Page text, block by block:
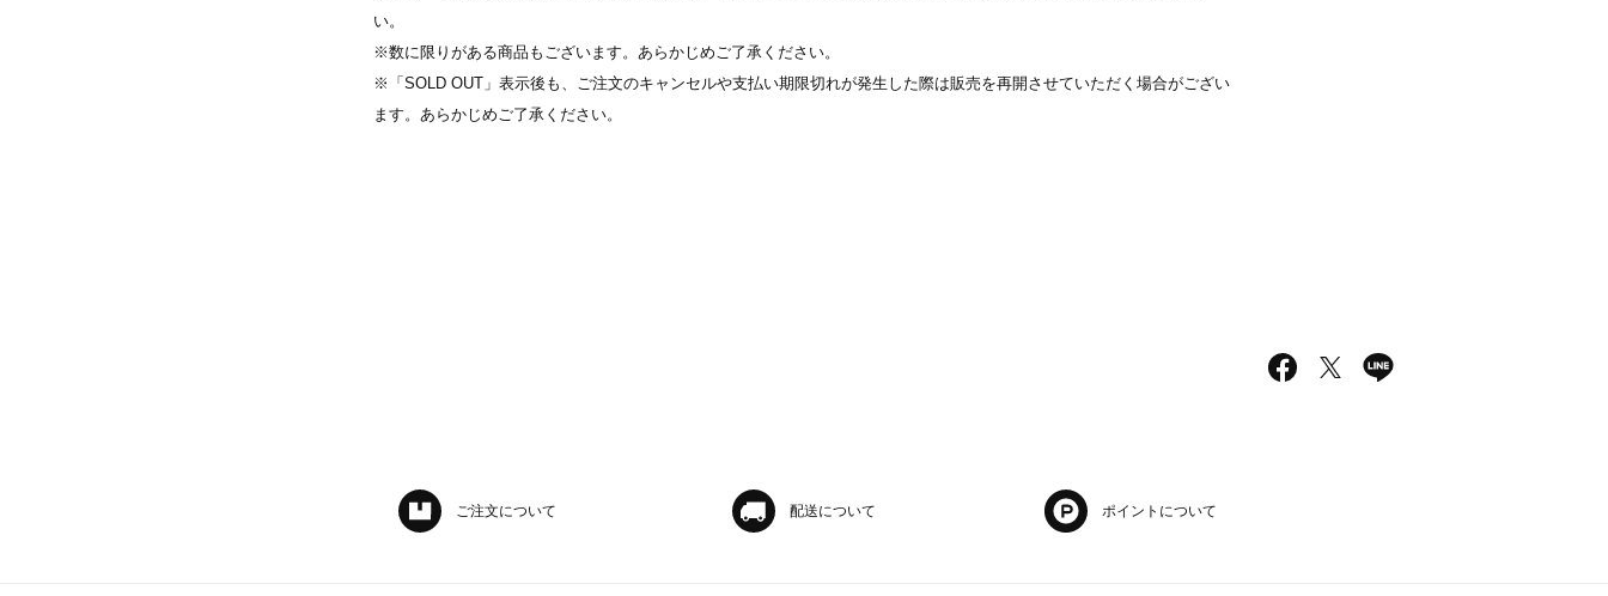
い。
※数に限りがある商品もございます。あらかじめご了承ください。
※「SOLD OUT」表示後も、ご注文のキャンセルや支払い期限切れが発生した際は販売を再開させていただく場合がござい
ます。あらかじめご了承ください。
ご注文について 配送について ポイントについて